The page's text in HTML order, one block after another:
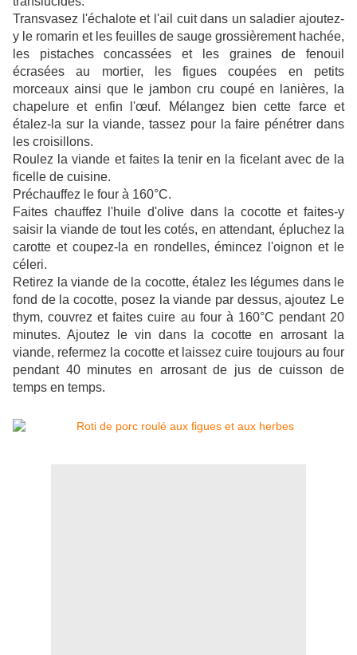
Transvasez l'échalote et l'ail cuit dans un saladier ajoutez-
y le romarin et les feuilles de sauge grossièrement hachée,
les pistaches concassées et les graines de fenouil
écrasées au mortier, les figues coupées en petits
morceaux ainsi que le jambon cru coupé en lanières, la
chapelure et enfin l'œuf. Mélangez bien cette farce et
étalez-la sur la viande, tassez pour la faire pénétrer dans
les croisillons.
Roulez la viande et faites la tenir en la ficelant avec de la
ficelle de cuisine.
Préchauffez le four à 160°C.
Faites chauffez l'huile d'olive dans la cocotte et faites-y
saisir la viande de tout les cotés, en attendant, épluchez la
carotte et coupez-la en rondelles, émincez l'oignon et le
céleri.
Retirez la viande de la cocotte, étalez les légumes dans le
fond de la cocotte, posez la viande par dessus, ajoutez Le
thym, couvrez et faites cuire au four à 160°C pendant 20
minutes. Ajoutez le vin dans la cocotte en arrosant la
viande, refermez la cocotte et laissez cuire toujours au four
pendant 40 minutes en arrosant de jus de cuisson de
temps en temps.